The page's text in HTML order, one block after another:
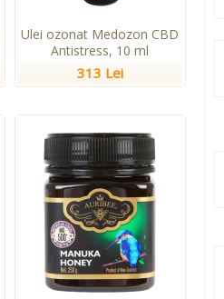
Ulei ozonat Medozon CBD
Antistress, 10 ml
313 Lei